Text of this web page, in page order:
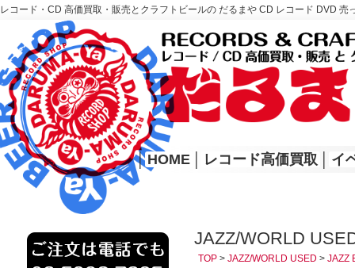
レコード・CD 高価買取・販売とクラフトビールの だるまや CD レコード DVD
レコード高価買取はこちら
HOME
│ HOME レコード高価買取 イ
JAZZ/WORLD
TOP > JAZZ/WORLD USED > JAZZ